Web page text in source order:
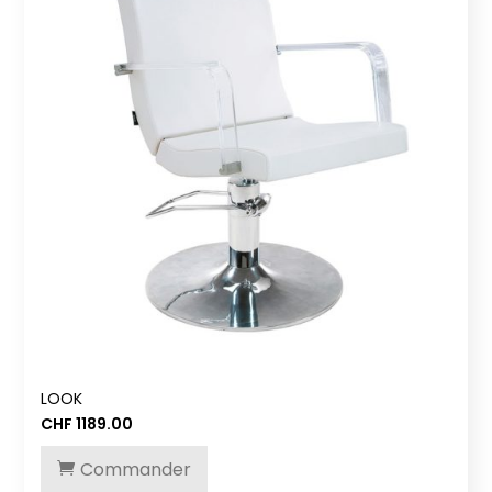
LOOK
CHF 1189.00
Commander